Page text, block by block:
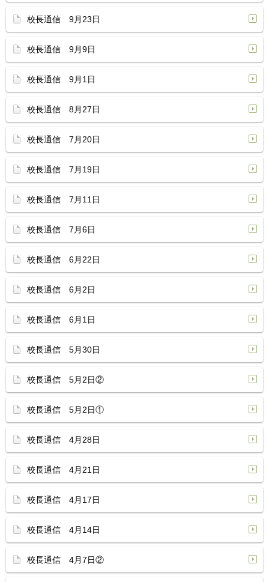
校長通信 9月23日
校長通信 9月9日
校長通信 9月1日
校長通信 8月27日
校長通信 7月20日
校長通信 7月19日
校長通信 7月11日
校長通信 7月6日
校長通信 6月22日
校長通信 6月2日
校長通信 6月1日
校長通信 5月30日
校長通信 5月2日②
校長通信 5月2日①
校長通信 4月28日
校長通信 4月21日
校長通信 4月17日
校長通信 4月14日
校長通信 4月7日②